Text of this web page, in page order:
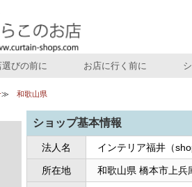
選びの前に お店に行く前に
和歌山県
ショップ基本情報
法人名 インテリア福井（
所在地 和歌山県 橋本市上兵